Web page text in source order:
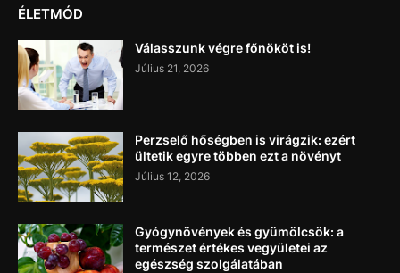
ÉLETMÓD
Válasszunk végre főnököt is!
Július 21, 2026
Perzselő hőségben is virágzik: ezért
ültetik egyre többen ezt a növényt
Július 12, 2026
Gyógynövények és gyümölcsök: a
természet értékes vegyületei az
egészség szolgálatában